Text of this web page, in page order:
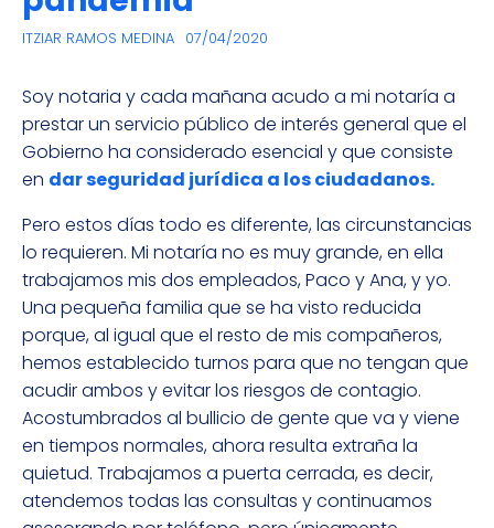
ITZIAR RAMOS MEDINA 07/04/2020
Soy notaria y cada mañana acudo a mi notaría a
prestar un servicio público de interés general que el
Gobierno ha considerado esencial y que consiste
en dar seguridad jurídica a los ciudadanos.
Pero estos días todo es diferente, las circunstancias
lo requieren. Mi notaría no es muy grande, en ella
trabajamos mis dos empleados, Paco y Ana, y yo.
Una pequeña familia que se ha visto reducida
porque, al igual que el resto de mis compañeros,
hemos establecido turnos para que no tengan que
acudir ambos y evitar los riesgos de contagio.
Acostumbrados al bullicio de gente que va y viene
en tiempos normales, ahora resulta extraña la
quietud. Trabajamos a puerta cerrada, es decir,
atendemos todas las consultas y continuamos